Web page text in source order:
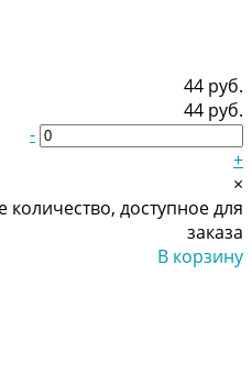
44 руб.
44 руб.
-
+
×
доступное для
заказа
В корзину